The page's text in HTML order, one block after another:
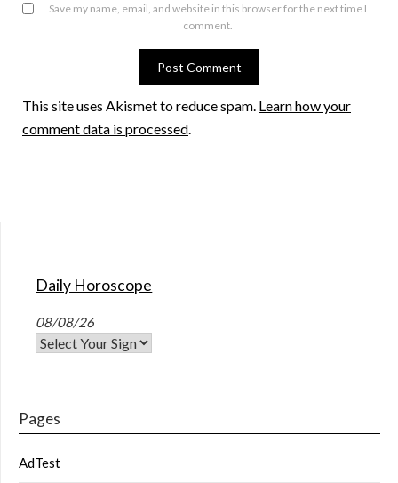
Save my name, email, and website in this browser for the next time I
comment.
This site uses Akismet to reduce spam. Learn how your
comment data is processed
Daily Horoscope
08/08/26
Pages
AdTest